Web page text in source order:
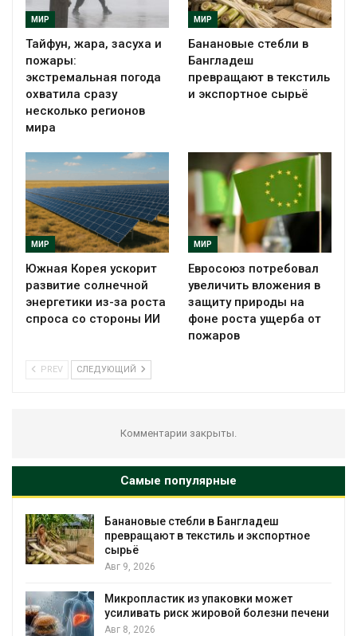
МИР
Тайфун, жара, засуха и
пожары:
экстремальная погода
охватила сразу
несколько регионов
мира
МИР
Банановые стебли в
Бангладеш
превращают в текстиль
и экспортное сырьё
МИР
Южная Корея ускорит
развитие солнечной
энергетики из-за роста
спроса со стороны ИИ
МИР
Евросоюз потребовал
увеличить вложения в
защиту природы на
фоне роста ущерба от
пожаров
PREV СЛЕДУЮЩИЙ
Комментарии закрыты.
Самые популярные
Банановые стебли в Бангладеш
превращают в текстиль и экспортное
сырьё
Авг 9, 2026
Микропластик из упаковки может
усиливать риск жировой болезни печени
Авг 8, 2026